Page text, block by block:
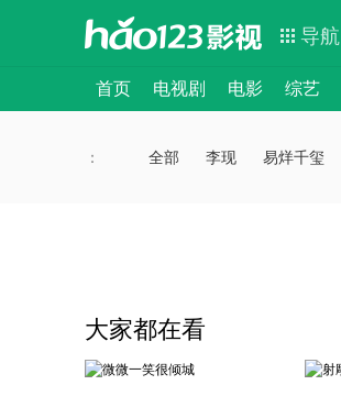
导航
首页 电视剧 电影 综艺
：： 全部 李现 易烊千玺
大家都在看